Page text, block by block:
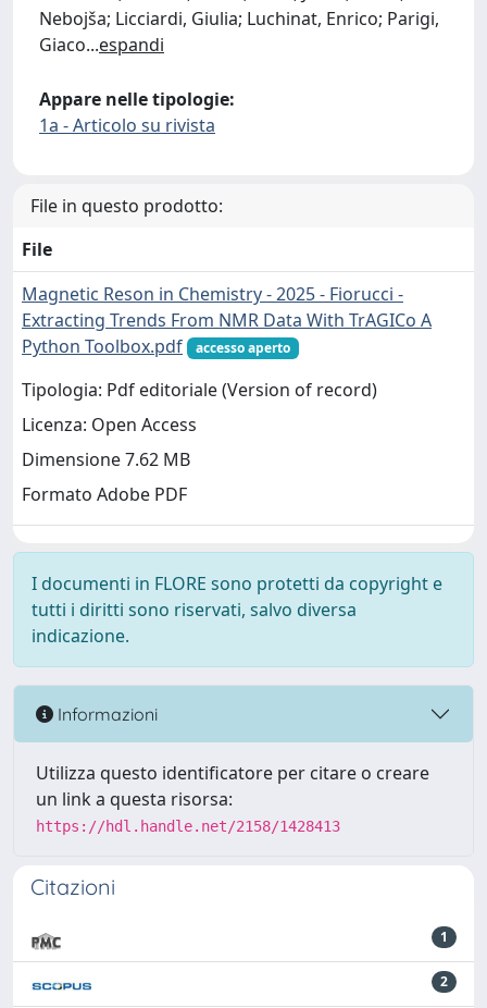
Nebojša; Licciardi, Giulia; Luchinat, Enrico; Parigi,
Giaco...espandi
Appare nelle tipologie:
1a - Articolo su rivista
File in questo prodotto:
File
Magnetic Reson in Chemistry - 2025 - Fiorucci -
Extracting Trends From NMR Data With TrAGICo A
Python Toolbox.pdf
accesso aperto
Tipologia: Pdf editoriale (Version of record)
Licenza: Open Access
Dimensione 7.62 MB
Formato Adobe PDF
I documenti in FLORE sono protetti da copyright e
tutti i diritti sono riservati, salvo diversa
indicazione.
Informazioni
Utilizza questo identificatore per citare o creare
un link a questa risorsa:
https://hdl.handle.net/2158/1428413
Citazioni
1
2